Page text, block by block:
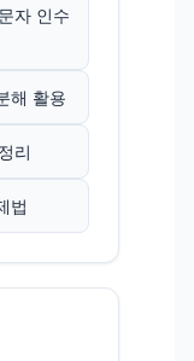
자 인수
해 활용
리
법